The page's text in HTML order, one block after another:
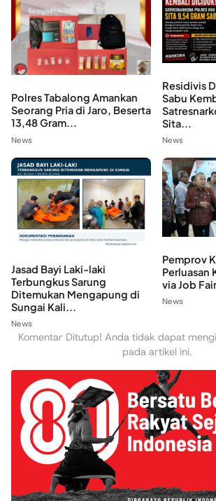
Polres Tabalong Amankan
Seorang Pria di Jaro, Beserta
13,48 Gram...
News
Residivis
Sabu
Sita...
News
Jasad Bayi Laki-laki
Terbungkus Sarung
Ditemukan Mengapung di
Sungai Kali...
News
Pemprov
Perluasan
via Job
News
Komentar Ditutup! Anda tidak dapat
pada artikel ini.